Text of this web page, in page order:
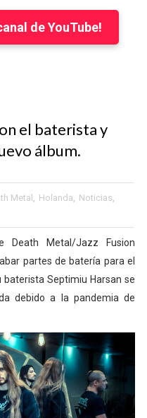
de YouTube!
el baterista y
álbum.
Metal , Holanda, Noticias,
Death Metal/Jazz Fusion
partes de batería para el
Septimiu Harsan se
debido a la pandemia de